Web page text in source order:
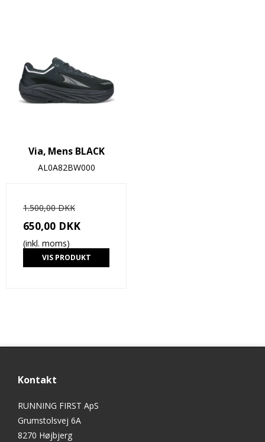
Via, Mens BLACK
AL0A82BW000
1.500,00 DKK
650,00 DKK
(inkl. moms)
VIS PRODUKT
Kontakt
RUNNING FIRST ApS
Grumstolsvej 6A
8270 Højbjerg